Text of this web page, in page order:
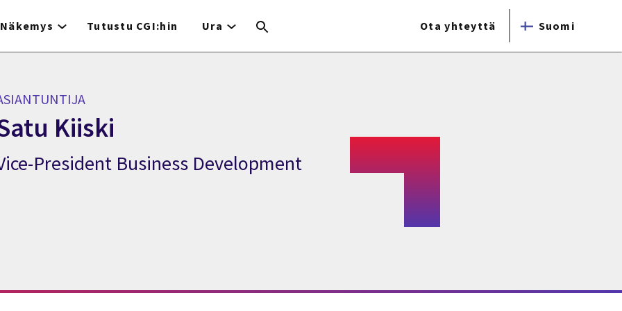
Näkemys Tutustu CGI:hin Ura Ota yhteyttä Suomi
Kiiski
Satu Kiiski
President Business Development